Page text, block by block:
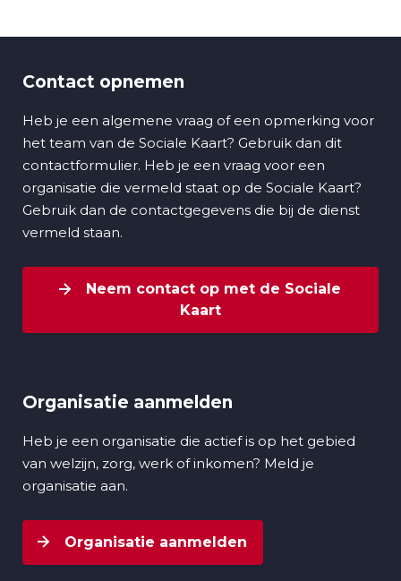
Contact opnemen
Heb je een algemene vraag of een opmerking voor
het team van de Sociale Kaart? Gebruik dan dit
contactformulier. Heb je een vraag voor een
organisatie die vermeld staat op de Sociale Kaart?
Gebruik dan de contactgegevens die bij de dienst
vermeld staan.
Neem contact op met de Sociale
Kaart
Organisatie aanmelden
Heb je een organisatie die actief is op het gebied
van welzijn, zorg, werk of inkomen? Meld je
organisatie aan.
Organisatie aanmelden